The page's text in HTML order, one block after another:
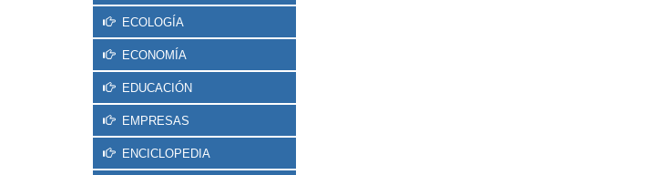
ECOLOGÍA
ECONOMÍA
EDUCACIÓN
EMPRESAS
ENCICLOPEDIA